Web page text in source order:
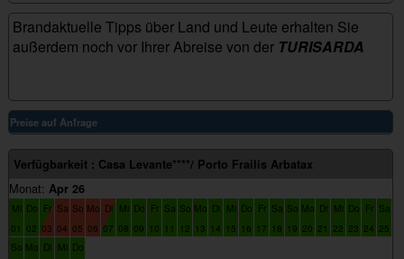
Brandaktuelle Tipps über Land und Leute erhalten Sie
außerdem noch vor Ihrer Abreise von der TURISARDA
Preise auf Anfrage
Verfügbarkeit : Casa Levante****/ Porto Frailis Arbatax
Monat: Apr 26
Mi
01
Do
02
Fr
03
Sa
04
So
05
Mo
06
Di
07
Mi
08
Do
09
Fr
10
Sa
11
So
12
Mo
13
Di
14
Mi
15
Do
16
Fr
17
Sa
18
So
19
Mo
20
Di
21
Mi
22
Do
23
Fr
24
Sa
25
So Mo Di Mi Do